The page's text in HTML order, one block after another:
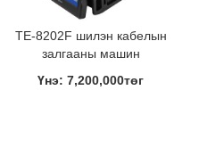
TE-8202F шилэн кабелын
залгааны машин
Үнэ: 7,200,000төг